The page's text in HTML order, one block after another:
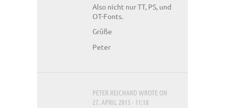
Also nicht nur TT, PS, und
OT-Fonts.
Grüße
Peter
PETER REICHARD WROTE ON
27. APRIL 2015 - 11:18